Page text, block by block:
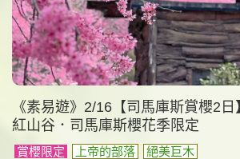
《素易遊》2/16【司馬庫斯賞櫻2
紅山谷．司馬庫斯櫻花季限定
賞櫻限定 上帝的部落 絕美巨木